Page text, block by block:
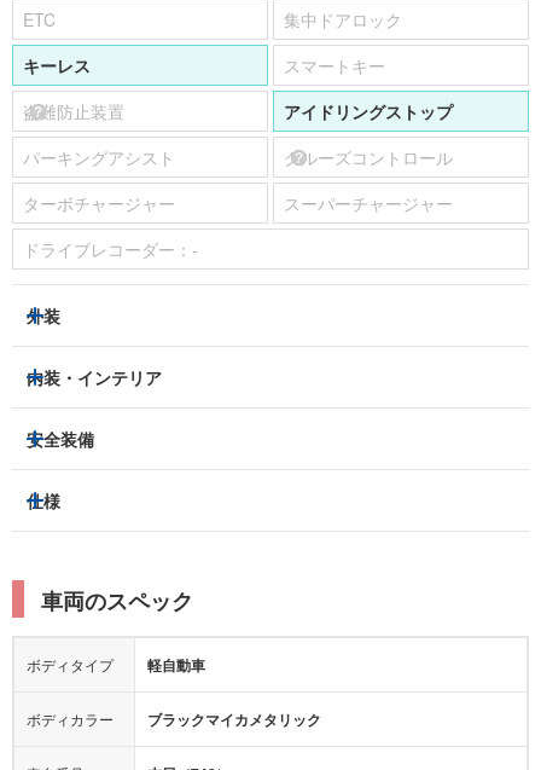
ETC
集中ドアロック
キーレス
スマートキー
盗難防止装置
アイドリングストップ
パーキングアシスト
クルーズコントロール
ターボチャージャー
スーパーチャージャー
ドライブレコーダー： -
外装
LEDヘッドライト
アルミホイール：-
サンルーフ/ガラスルーフ
ルーフレール
エアロパーツ
ローダウン
内装・インテリア
3列シート
ベンチシート
パワーシート
シートヒーター
カーナビ：-
安全装備
トラクションコントロール
レーンキープアシスト
横滑り防止装置
衝突被害軽減プレーキ
カメラ：バック
エアバッグ：
4エアバッグ
仕様
車両のスペック
ボディタイプ 軽自動車
ボディカラー ブラックマイカメタリック